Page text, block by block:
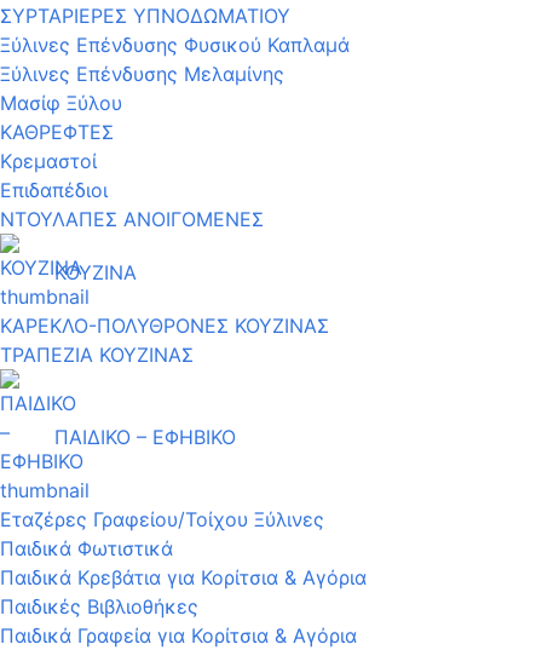
ΣΥΡΤΑΡΙΕΡΕΣ ΥΠΝΟΔΩΜΑΤΙΟΥ
Ξύλινες Επένδυσης Φυσικού Καπλαμά
Ξύλινες Επένδυσης Μελαμίνης
Μασίφ Ξύλου
ΚΑΘΡΕΦΤΕΣ
Κρεμαστοί
Επιδαπέδιοι
ΝΤΟΥΛΑΠΕΣ ΑΝΟΙΓΟΜΕΝΕΣ
ΚΟΥΖΙΝΑ
ΚΑΡΕΚΛΟ-ΠΟΛΥΘΡΟΝΕΣ ΚΟΥΖΙΝΑΣ
ΤΡΑΠΕΖΙΑ ΚΟΥΖΙΝΑΣ
ΠΑΙΔΙΚΟ – ΕΦΗΒΙΚΟ
Εταζέρες Γραφείου/Τοίχου Ξύλινες
Παιδικά Φωτιστικά
Παιδικά Κρεβάτια για Κορίτσια & Αγόρια
Παιδικές Βιβλιοθήκες
Παιδικά Γραφεία για Κορίτσια & Αγόρια